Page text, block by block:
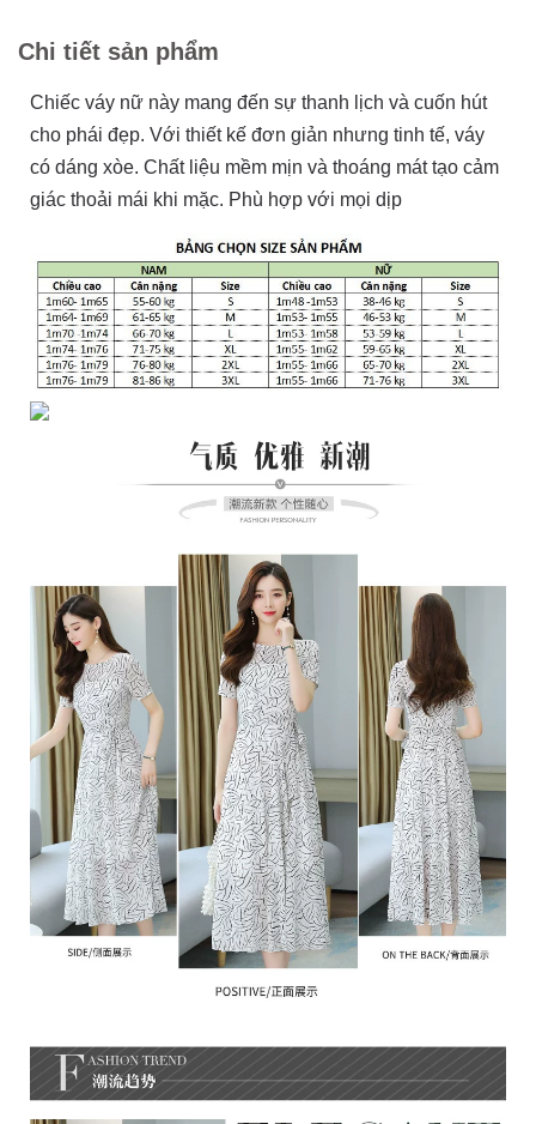
Chi tiết sản phẩm
Chiếc váy nữ này mang đến sự thanh lịch và cuốn hút
cho phái đẹp. Với thiết kế đơn giản nhưng tinh tế, váy
có dáng xòe. Chất liệu mềm mịn và thoáng mát tạo cảm
giác thoải mái khi mặc. Phù hợp với mọi dịp